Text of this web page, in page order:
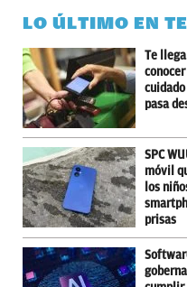
LO ÚLTIMO EN
Te
pasa
SPC
móvil
los
prisas